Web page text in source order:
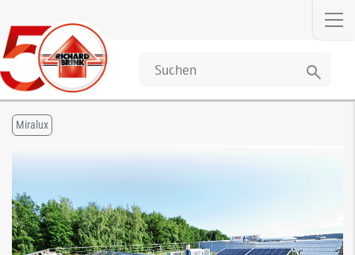
search
Miralux